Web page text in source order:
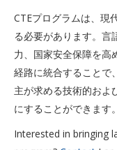
CTEプログラムは、現
る必要があります。言
力、国家安全保障を高
経路に統合することで
主が求める技術的およ
にすることができます。
Interested in bringing